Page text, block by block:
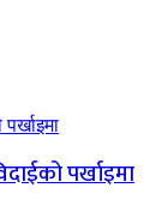
पर्खाइमा